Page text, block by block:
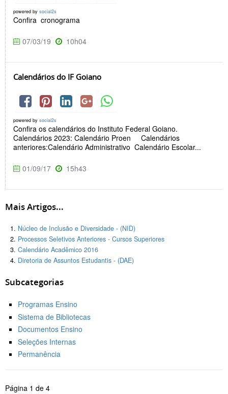
powered by social2s
Confira cronograma
07/03/19 10h04
Calendários do IF Goiano
powered by social2s
Confira os calendários do Instituto Federal Goiano.
Calendários 2023: Calendário Proen Calendários
anteriores:Calendário Administrativo Calendário Escolar...
01/09/17 15h43
Mais Artigos...
Núcleo de Inclusão e Diversidade - (NID)
Processos Seletivos Anteriores - Cursos Superiores
Calendário Acadêmico 2016
Diretoria de Assuntos Estudantis - (DAE)
Subcategorias
Programas Ensino
Sistema de Bibliotecas
Documentos Ensino
Seleções Internas
Permanência
Página 1 de 4